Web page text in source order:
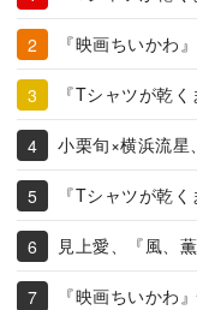
『映画ちいかわ
『Tシャツが乾
小栗旬×横浜流星
『Tシャツが乾
見上愛、『風、
『映画ちいかわ